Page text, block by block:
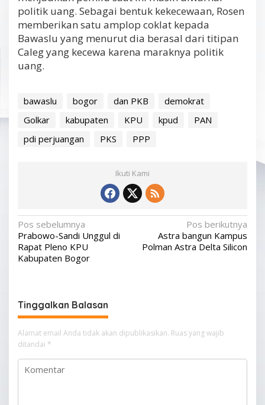
politik uang. Sebagai bentuk kekecewaan, Rosen
memberikan satu amplop coklat kepada
Bawaslu yang menurut dia berasal dari titipan
Caleg yang kecewa karena maraknya politik
uang.
bawaslu bogor dan PKB
demokrat
Golkar
kabupaten KPU kpud
PAN
pdi perjuangan
PKS PPP
Ikuti Kami
N
a
v
a
s
i
p
o
Pos sebelumnya
Prabowo-Sandi Unggul di
Rapat Pleno KPU
Kabupaten Bogor
Pos berikutnya
Astra bangun Kampus
Polman Astra Delta Silicon
Tinggalkan Balasan
Alamat email Anda tidak akan dipublikasikan. Ruas yang wajib
ditandai *